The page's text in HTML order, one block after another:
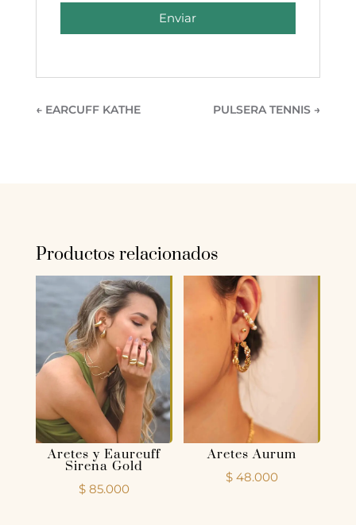
Enviar
← EARCUFF KATHE PULSERA TENNIS →
Productos relacionados
Aretes y Eaurcuff
Sirena Gold
$85.000
Aretes Aurum
$ 48.000